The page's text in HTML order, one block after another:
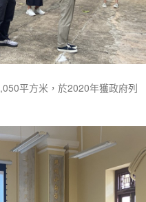
平方米，於2020年獲政府列